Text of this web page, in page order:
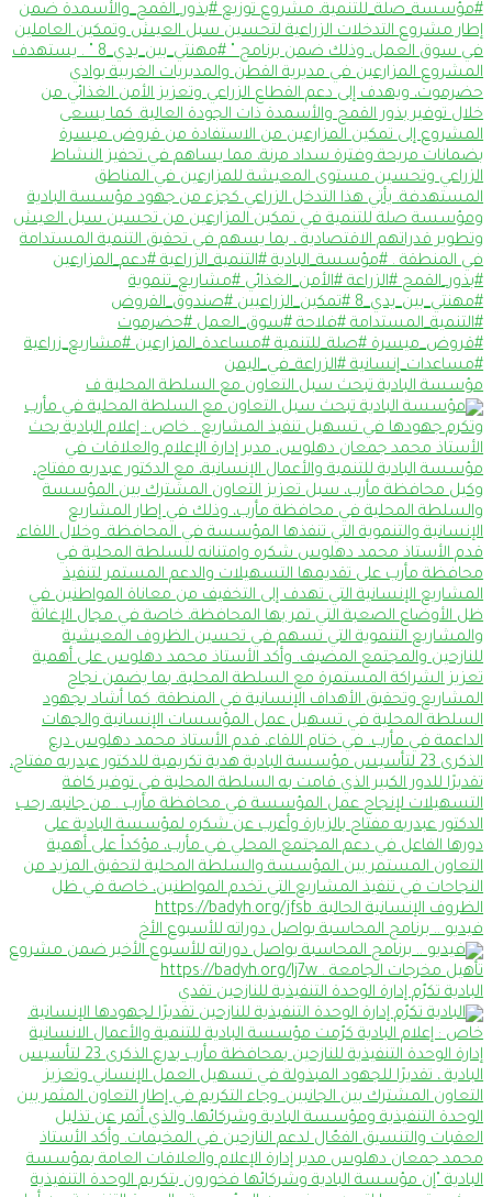
مؤسسة البادية تبحث سبل التعاون مع السلطة المحلية ف
فيديو .. برنامج المحاسبة يواصل دوراته للأسبوع الأخ
البادية تكرّم إدارة الوحدة التنفيذية للنازحين تقدي